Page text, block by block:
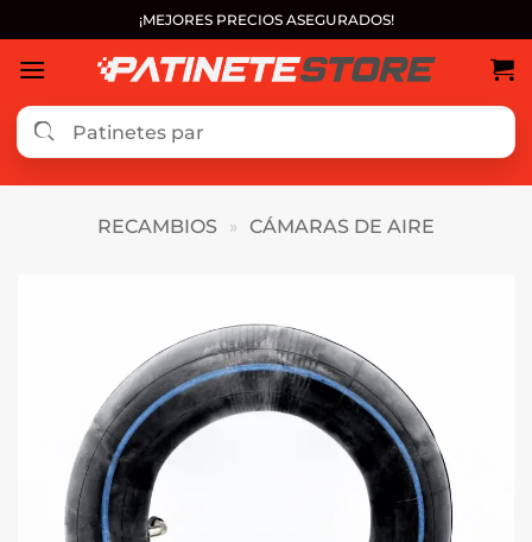
al
contenido
¡MEJORES PRECIOS ASEGURADOS!
RECAMBIOS » CÁMARAS DE AIRE